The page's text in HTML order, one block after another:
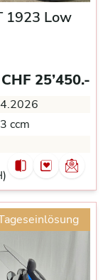
1923 Low
CHF 25’450.-
ccm